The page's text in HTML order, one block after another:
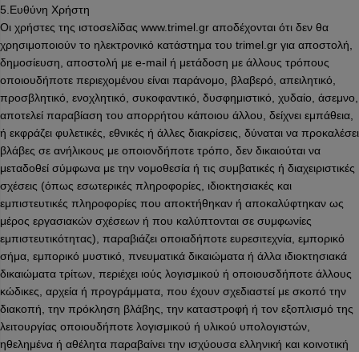
5.Ευθύνη Χρήστη
Οι χρήστες της ιστοσελίδας www.trimel.gr αποδέχονται ότι δεν θα
χρησιμοποιούν το ηλεκτρονικό κατάστημα του trimel.gr για αποστολή,
δημοσίευση, αποστολή με e-mail ή μετάδοση με άλλους τρόπους
οποιουδήποτε περιεχομένου είναι παράνομο, βλαβερό, απειλητικό,
προσβλητικό, ενοχλητικό, συκοφαντικό, δυσφημιστικό, χυδαίο, άσεμνο,
αποτελεί παραβίαση του απορρήτου κάποιου άλλου, δείχνει εμπάθεια,
ή εκφράζει φυλετικές, εθνικές ή άλλες διακρίσεις, δύναται να προκαλέσει
βλάβες σε ανήλικους με οποιονδήποτε τρόπο, δεν δικαιούται να
μεταδοθεί σύμφωνα με την νομοθεσία ή τις συμβατικές ή διαχειριστικές
σχέσεις (όπως εσωτερικές πληροφορίες, ιδιοκτησιακές και
εμπιστευτικές πληροφορίες που αποκτήθηκαν ή αποκαλύφτηκαν ως
μέρος εργασιακών σχέσεων ή που καλύπτονται σε συμφωνίες
εμπιστευτικότητας), παραβιάζει οποιαδήποτε ευρεσιτεχνία, εμπορικό
σήμα, εμπορικό μυστικό, πνευματικά δικαιώματα ή άλλα ιδιοκτησιακά
δικαιώματα τρίτων, περιέχει ιούς λογισμικού ή οποιουσδήποτε άλλους
κώδικες, αρχεία ή προγράμματα, που έχουν σχεδιαστεί με σκοπό την
διακοπή, την πρόκληση βλάβης, την καταστροφή ή τον εξοπλισμό της
λειτουργίας οποιουδήποτε λογισμικού ή υλικού υπολογιστών,
ηθελημένα ή αθέλητα παραβαίνει την ισχύουσα ελληνική και κοινοτική